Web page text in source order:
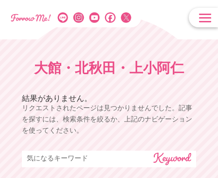
大館・北秋田・上小阿仁
結果がありません。
リクエストされたページは見つかりませんでした。記事
を探すには、検索条件を絞るか、上記のナビゲーション
を使ってください。
気になるキーワード